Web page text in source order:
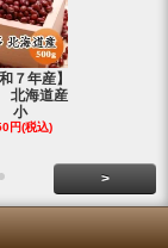
７年産】
北海道産
小
円(税込)
>